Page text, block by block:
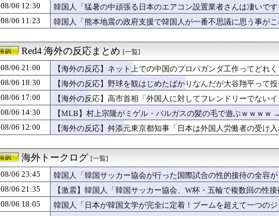
韓国人「悲報：日本と韓国の立場が完全に逆転してしまった模様…」→「日本
海外「何が起きたの？」日本で起きた列車とトラックの衝突事故に海外びっく
カナダ人「お前らの国で異性の服を着てたらどう思われる？」
【ドイツ】ドイツがバカンスに行くよ【ポーランドボール】
米企業CEOの熊本地震寄付にユーザー反発！（海外の反応）
大谷翔平の2本塁打も空しく・・・ド軍の6連敗に全米騒然！←「アメリカの勝
英国人「ようこそ」冨安健洋、クリスタルパレス加入が決定的に！メディカル
韓国人「日本で新発売Galaxy Z Foldが売り切れちゃった理由」
帰化日本人「日本で帰化後に在留カードを要求されて断ったときの反応は大抵
韓国人「暑すぎる韓国、100年ぶりに日本の最高気温を超えた」「大変なこと
韓国人「トヨタが2027年に次世代ハイブリッドバッテリーを導入へ！最大
韓国人「大谷、25号・26号マルチホームランの大活躍！」→「日本人打者はあ
【海外の反応】中東の女性がヒジャブで隠されているのは彼女たちが完璧な美
大谷翔平が今永昇太から打った第25号先頭打者ホームランに全米騒然！←「ト
韓国人「7試合連続か…」大谷翔平がカブス戦で7試合連続安打を達成、鈴木誠
海外の反応 今永昇太、8勝目！ドジャース、大谷のマルチホーマーで詰め寄
韓国、日本で韓国籍のインフルエンサーが7台の車に当て逃げして逮捕された
韓国人「韓国版モヤさまが面白い！息子さんですか？えええええっ？？？」
08/06 12:30
韓国人「猛暑の中頑張る日本のエアコン設置業者さんは凄いです
08/06 11:23
韓国人「熊本地震の政府支援で韓国人が一番不思議に思う事がこ
Red4 海外の反応まとめ [一覧]
08/06 21:00
【海外の反応】ネット上での中国のプロパガンダ工作ってど
てるよな」「中国に関する情報はマジで両極端なものしかない」
08/06 18:30
【海外の反応】野球を観はじめたばかりなんだが大谷翔平っ
るが二刀流の影響で超一流とまでは言えないイメージ」「投手
08/06 17:00
【海外の反応】高市首相「外国人に対してフレンドリーでな
人の排外感情を後押ししちゃってる感ある」
08/06 14:30
【MLB】村上宗隆がミゲル・バルガスの髪の毛で遊ぶｗｗｗ
こんなにチームが変わるんだからすごいわ」
08/06 12:00
【海外の反応】舛添元東京都知事「日本は外国人労働者の受
海外トークログ [一覧]
08/06 23:45
韓国人「韓国サッカー協会が行った国際試合の性的接待の全
応
08/06 21:35
【激震】韓国人「韓国サッカー協会、W杯・五輪で複数回の
国の反応
08/06 18:05
韓国人「日本が韓国文学が完全に定着！ブームを超えて一つの